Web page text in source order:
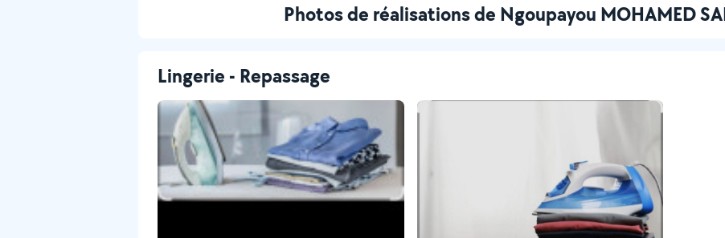
Photos de réalisations de Ngoupayou MOHAMED
Lingerie - Repassage